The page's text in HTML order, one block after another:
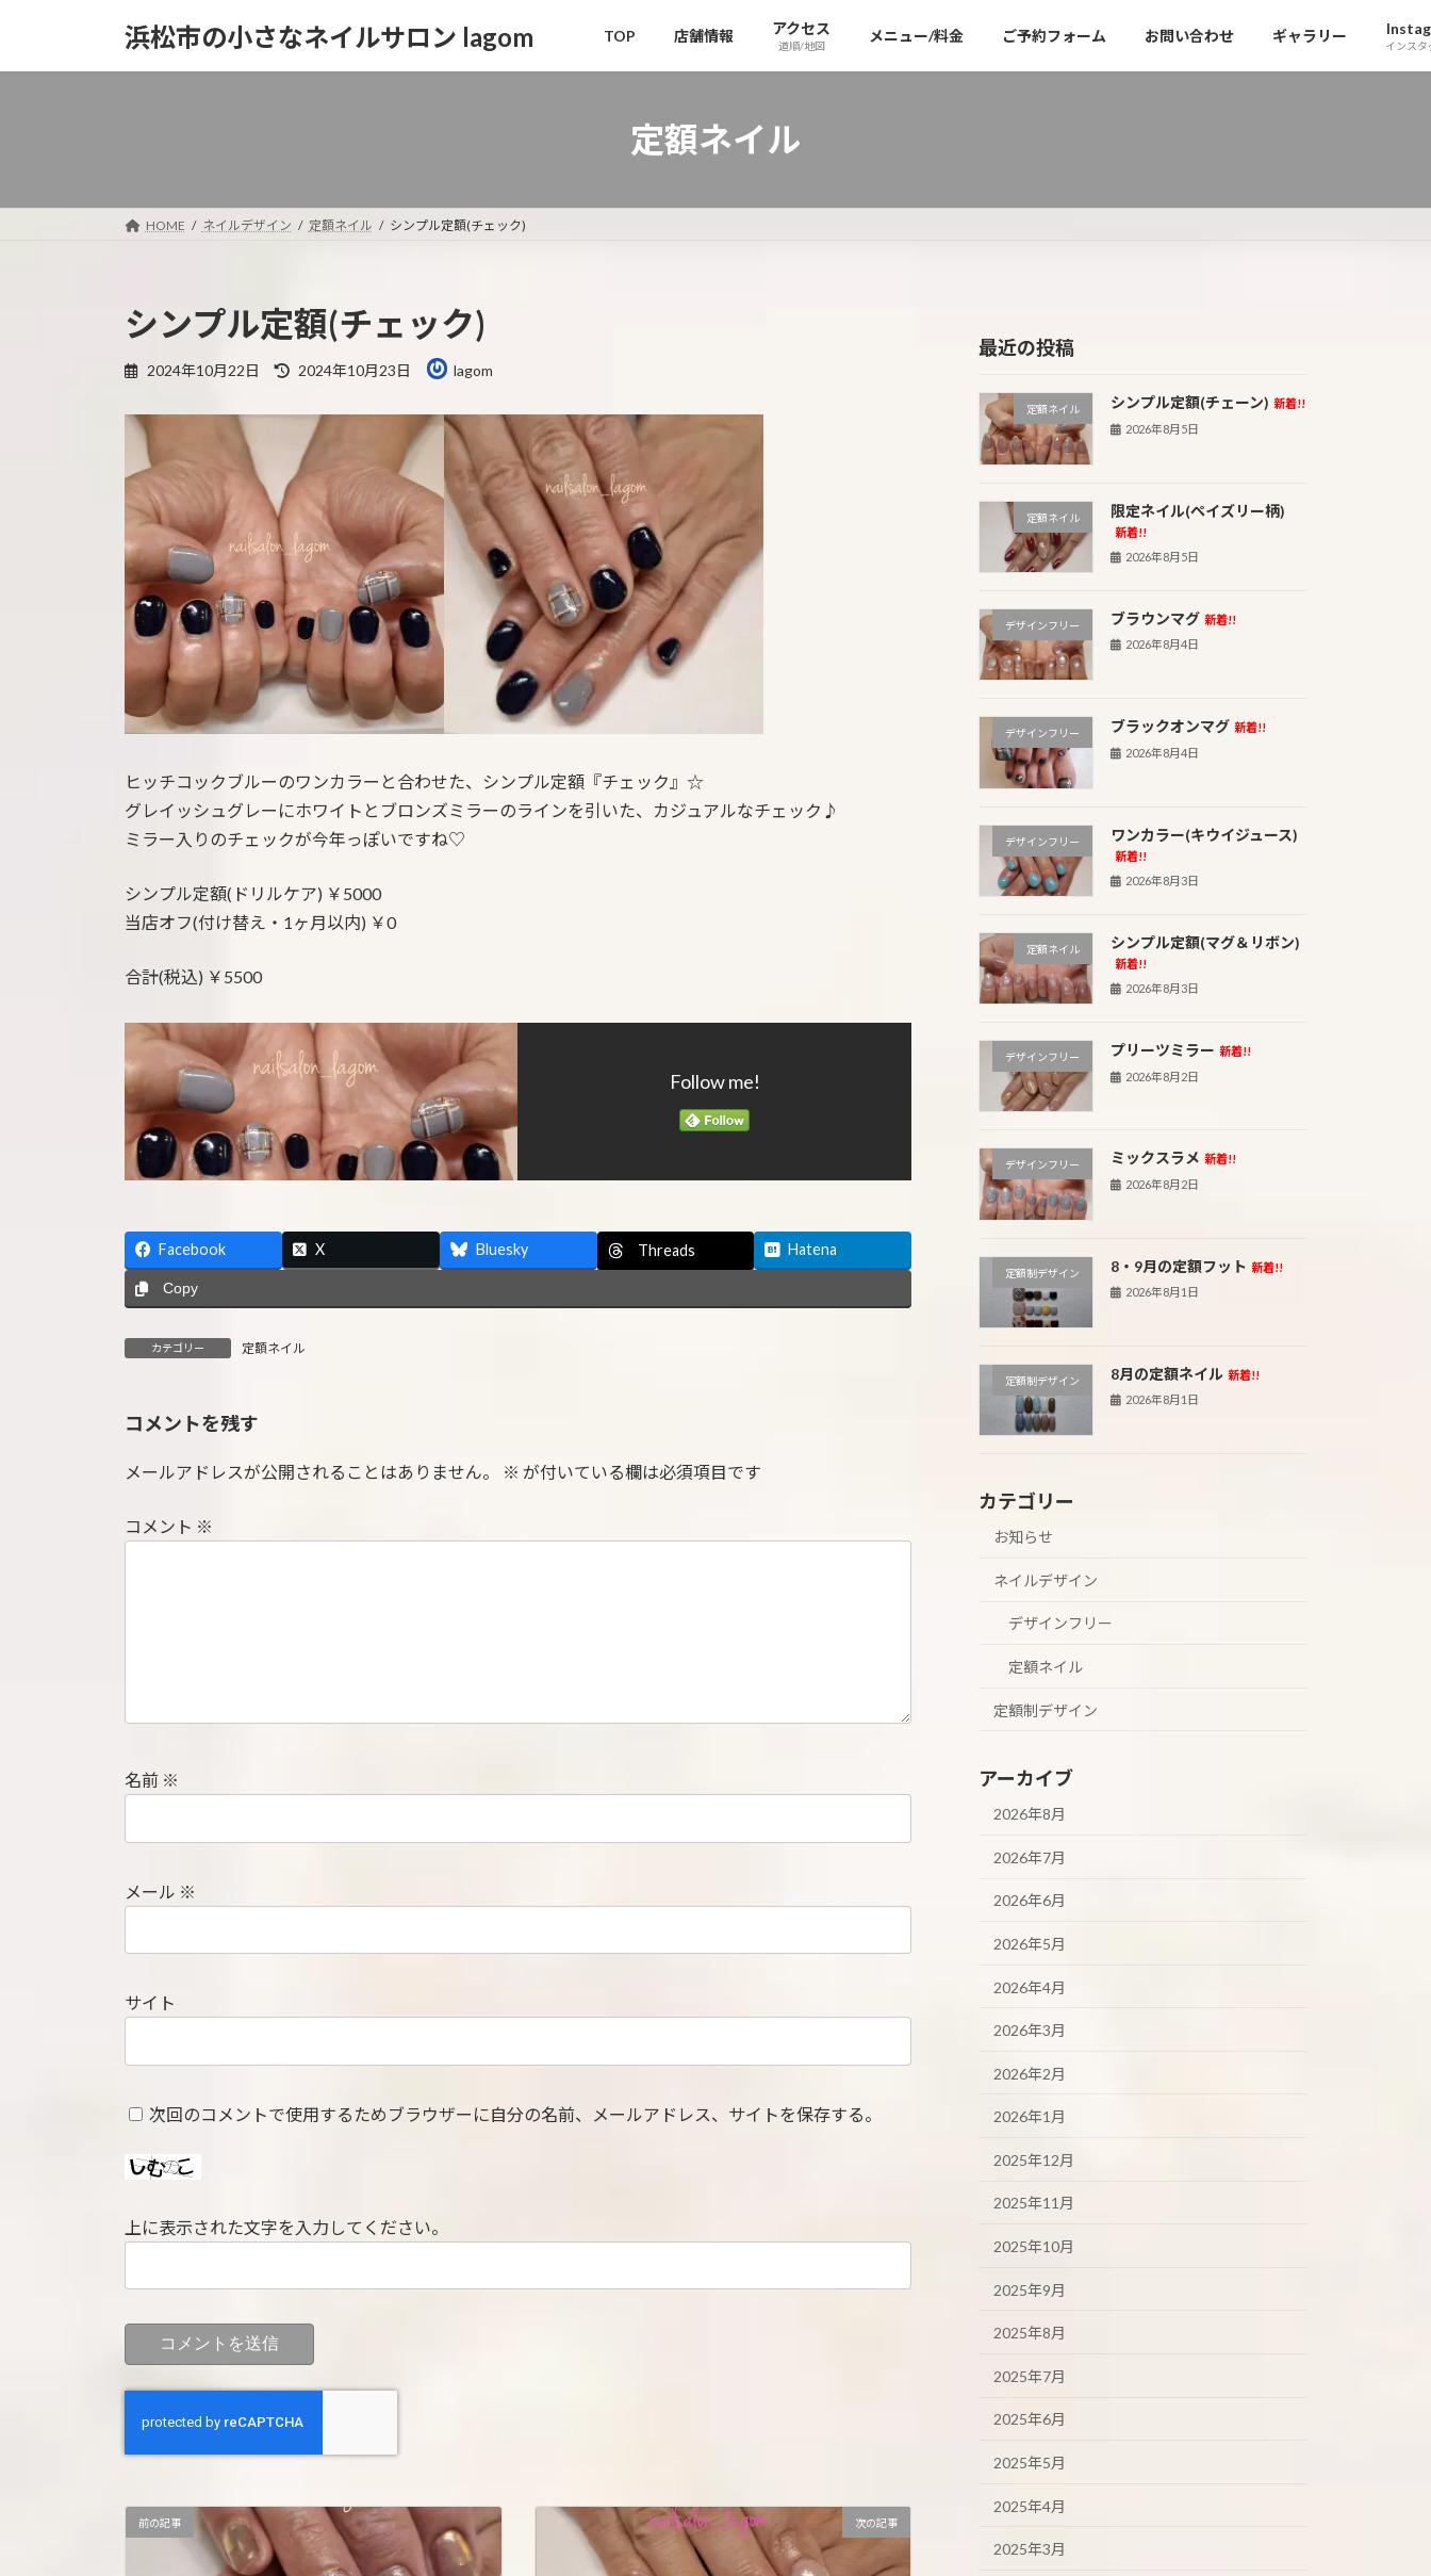
浜松市の小さなネイルサロン lagom TOP 店舗情報 アクセス
道順/地図
メニュー/料金 ご予約フォーム お問い合わせ ギャラリー
インスタ
定額ネイル
HOME ネイルデザイン 定額ネイル シンプル定額(チェック)
シンプル定額(チェック)
2024年10月22日
最
新
日
時
2024年10月23日 lagom
ヒッチコックブルーのワンカラーと合わせた、シンプル定額『チェック』☆
グレイッシュグレーにホワイトとブロンズミラーのラインを引いた、カジュアルなチェック♪
ミラー入りのチェックが今年っぽいですね♡
シンプル定額(ドリルケア) ￥5000
当店オフ(付け替え・1ヶ月以内) ￥0
合計(税込) ￥5500
Follow me!
Facebook X Bluesky Threads Hatena
Copy
カテゴリー 定額ネイル
コメントを残す
メールアドレスが公開されることはありません。 ※ が付いている欄は必須項目です
コメント ※
名前 ※
メール ※
サイト
次回のコメントで使用するためブラウザーに自分の名前、メールアドレス、サイトを保存する。
上に表示された文字を入力してください。
前の記事 次の記事
最近の投稿
定額ネイル シンプル定額(チェーン) 新着!!
2026年8月5日
定額ネイル 限定ネイル(ペイズリー柄)
新着!!
2026年8月5日
デザインフリー ブラウンマグ 新着!!
2026年8月4日
デザインフリー ブラックオンマグ 新着!!
2026年8月4日
デザインフリー ワンカラー(キウイジュース)
新着!!
2026年8月3日
定額ネイル シンプル定額(マグ＆リボン)
新着!!
2026年8月3日
デザインフリー プリーツミラー 新着!!
2026年8月2日
デザインフリー ミックスラメ 新着!!
2026年8月2日
定額制デザイン 8・9月の定額フット 新着!!
2026年8月1日
定額制デザイン 8月の定額ネイル 新着!!
2026年8月1日
カテゴリー
お知らせ
ネイルデザイン
デザインフリー
定額ネイル
定額制デザイン
アーカイブ
2026年8月
2026年7月
2026年6月
2026年5月
2026年4月
2026年3月
2026年2月
2026年1月
2025年12月
2025年11月
2025年10月
2025年9月
2025年8月
2025年7月
2025年6月
2025年5月
2025年4月
2025年3月